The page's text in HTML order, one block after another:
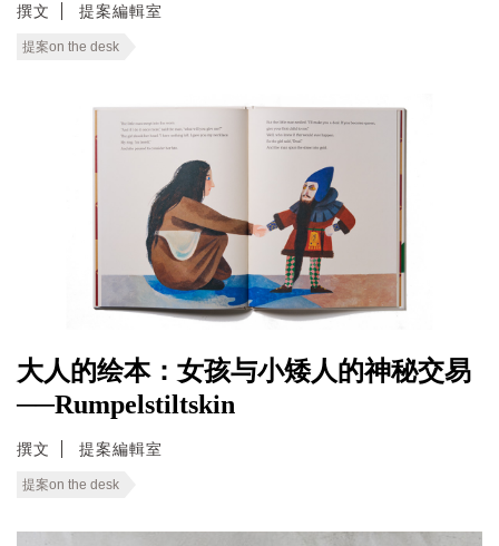
撰文 提案編輯室
提案on the desk
大人的绘本：女孩与小矮人的神秘交易
──Rumpelstiltskin
撰文 提案編輯室
提案on the desk